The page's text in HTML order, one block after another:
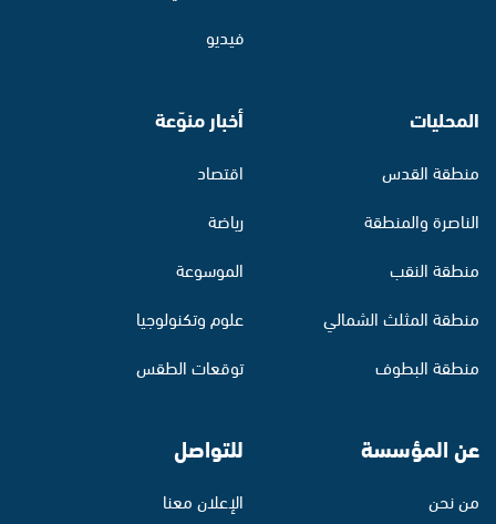
فيديو
المحليات
منطقة القدس
الناصرة والمنطقة
منطقة النقب
منطقة المثلث الشمالي
منطقة البطوف
أخبار منوّعة
اقتصاد
رياضة
الموسوعة
علوم وتكنولوجيا
توقعات الطقس
عن المؤسسة
من نحن
للتواصل
الإعلان معنا